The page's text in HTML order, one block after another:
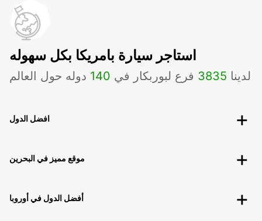
استاجر سيارة بامريكا بكل سهوله
لدينا 3835 فرع لبوربكار في 140 دوله حول العالم
افضل الدول
موقع مميز في البحرين
أفضل الدول في أوروبا